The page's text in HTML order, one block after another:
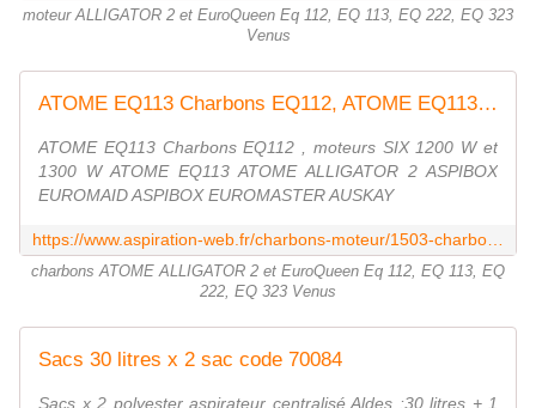
moteur ALLIGATOR 2 et EuroQueen Eq 112, EQ 113, EQ 222, EQ 323
Venus
ATOME EQ113 Charbons EQ112, ATOME EQ113 ATOME ALLIGATOR 2 ASPIBOX
ATOME EQ113 Charbons EQ112 , moteurs SIX 1200 W et
1300 W ATOME EQ113 ATOME ALLIGATOR 2 ASPIBOX
EUROMAID ASPIBOX EUROMASTER AUSKAY
charbons ATOME ALLIGATOR 2 et EuroQueen Eq 112, EQ 113, EQ
222, EQ 323 Venus
Sacs 30 litres x 2 sac code 70084
Sacs x 2 polyester aspirateur centralisé Aldes :30 litres + 1